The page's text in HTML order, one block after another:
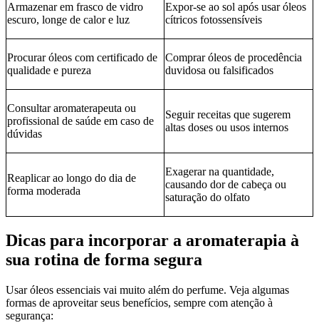
Armazenar em frasco de vidro
escuro, longe de calor e luz
Expor‑se ao sol após usar óleos
cítricos fotossensíveis
Procurar óleos com certificado de
qualidade e pureza
Comprar óleos de procedência
duvidosa ou falsificados
Consultar aromaterapeuta ou
profissional de saúde em caso de
dúvidas
Seguir receitas que sugerem
altas doses ou usos internos
Reaplicar ao longo do dia de
forma moderada
Exagerar na quantidade,
causando dor de cabeça ou
saturação do olfato
Dicas para incorporar a aromaterapia à
sua rotina de forma segura
Usar óleos essenciais vai muito além do perfume. Veja algumas
formas de aproveitar seus benefícios, sempre com atenção à
segurança: